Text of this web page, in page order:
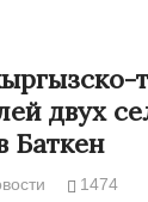
двух
Баткен
1474